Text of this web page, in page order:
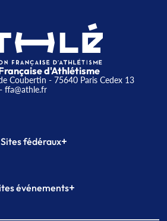
d'Athlétisme
Coubertin - 75640 Paris Cedex 13
ffa@athle.fr
Sites fédéraux+
Formation
événements+